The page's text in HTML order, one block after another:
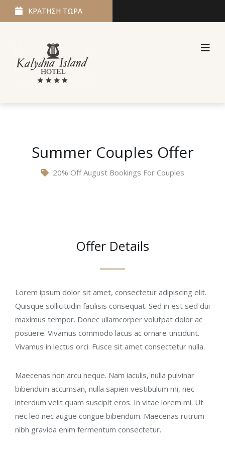
ΚΡΑΤΗΣΗ ΤΩΡΑ
Summer Couples Offer
20% Off August Bookings For Couples
Offer Details
Lorem ipsum dolor sit amet, consectetur adipiscing elit.
Quisque sollicitudin facilisis consequat. Sed in est sed dui
maximus tempor. Donec ullamcorper volutpat dolor ac
posuere. Vivamus commodo lacus ac ornare tincidunt.
Vivamus in lectus orci. Fusce sit amet consectetur nulla.
Maecenas non arcu neque. Nam iaculis, nulla pulvinar
bibendum accumsan, nulla sapien vestibulum mi, nec
interdum velit quam suscipit eros. In vitae lorem mi. Ut
nec leo nec augue congue bibendum. Maecenas rutrum
nibh gravida enim fermentum consectetur.